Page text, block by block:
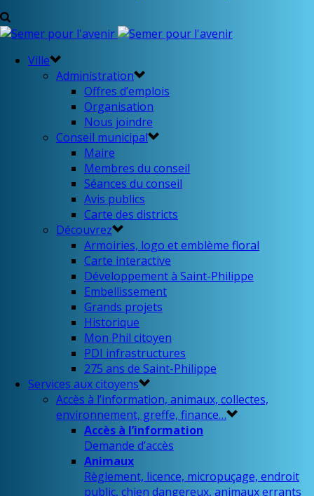
Ville
Administration
Offres d’emplois
Organisation
Nous joindre
Conseil municipal
Maire
Membres du conseil
Séances du conseil
Avis publics
Carte des districts
Découvrez
Armoiries, logo et emblème floral
Carte interactive
Développement à Saint-Philippe
Embellissement
Grands projets
Historique
Mon Phil citoyen
PDI infrastructures
275 ans de Saint-Philippe
Services aux citoyens
Accès à l’information, animaux, collectes,
environnement, greffe, finance…
Accès à l’information
Demande d’accès
Animaux
Règlement, licence, micropuçage, endroit
public, chien dangereux, animaux errants